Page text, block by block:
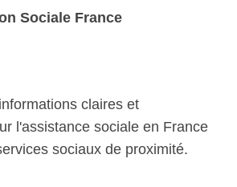
Sociale France
claires et
l'assistance sociale en France
sociaux de proximité.